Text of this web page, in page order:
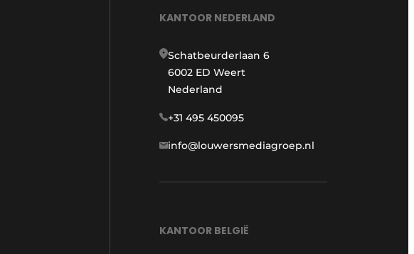
KANTOOR NEDERLAND
Schatbeurderlaan 6
6002 ED Weert
Nederland
+31 495 450095
info@louwersmediagroep.nl
KANTOOR BELGIË